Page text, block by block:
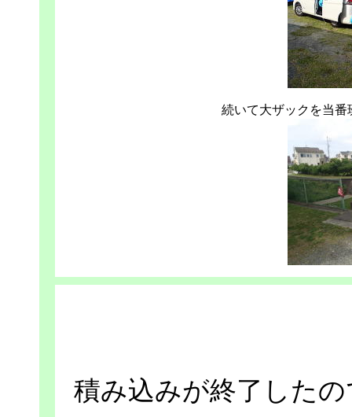
続いて大ザックを当
積み込みが終了した